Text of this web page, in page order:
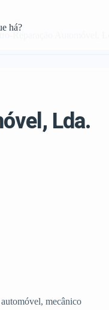
há?
Reparação Automóvel,
Lda.
mecânico